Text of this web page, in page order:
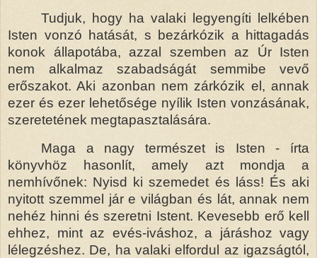
Tudjuk, hogy ha valaki legyengíti lelkében
Isten vonzó hatását, s bezárkózik a hittagadás
konok állapotába, azzal szemben az Úr Isten
nem alkalmaz szabadságát semmibe vevő
erőszakot. Aki azonban nem zárkózik el, annak
ezer és ezer lehetősége nyílik Isten vonzásának,
szeretetének megtapasztalására.
Maga a nagy természet is Isten - írta
könyvhöz hasonlít, amely azt mondja a
nemhívőnek: Nyisd ki szemedet és láss! És aki
nyitott szemmel jár e világban és lát, annak nem
nehéz hinni és szeretni Istent. Kevesebb erő kell
ehhez, mint az evés-iváshoz, a járáshoz vagy
lélegzéshez. De, ha valaki elfordul az igazságtól,